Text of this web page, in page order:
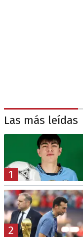
Las más leídas
1
2